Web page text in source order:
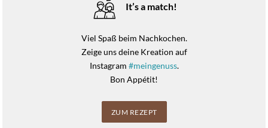
It’s a match!
Viel Spaß beim Nachkochen.
Zeige uns deine Kreation auf
Instagram #meingenuss.
Bon Appétit!
ZUM REZEPT